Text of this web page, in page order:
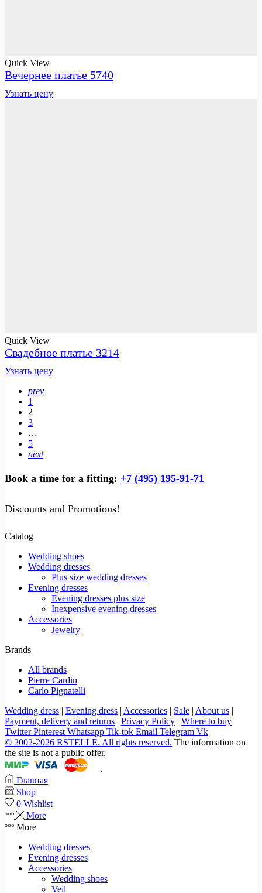
Quick View
Вечернее платье 5740
Узнать цену
Quick View
Свадебное платье 3214
Узнать цену
prev
1
2
3
…
5
next
Book a time for a fitting: +7 (495) 195-91-71
Discounts and Promotions!
Catalog
Wedding shoes
Wedding dresses
Plus size wedding dresses
Evening dresses
Evening dresses plus size
Inexpensive evening dresses
Accessories
Jewelry
Brands
All brands
Pierre Cardin
Carlo Pignatelli
Wedding dress | Evening dress | Accessories | Sale | About us |
Payment, delivery and returns | Privacy Policy | Where to buy
Twitter Pinterest Whatsapp Tik-tok Email Telegram Vk
© 2002-2026 RSTELLE. All rights reserved. The information on
the site is not a public offer.
.
Главная
Shop
0 Wishlist
More
More
Wedding dresses
Evening dresses
Accessories
Wedding shoes
Veil